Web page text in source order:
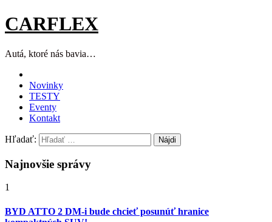
CARFLEX
Autá, ktoré nás bavia…
Novinky
TESTY
Eventy
Kontakt
Hľadať:
Najnovšie správy
1
BYD ATTO 2 DM-i bude chcieť posunúť hranice